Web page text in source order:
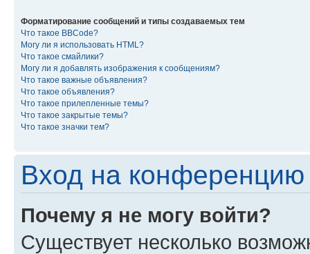
Форматирование сообщений и типы создаваемых тем
Что такое BBCode?
Могу ли я использовать HTML?
Что такое смайлики?
Могу ли я добавлять изображения к сообщениям?
Что такое важные объявления?
Что такое объявления?
Что такое прилепленные темы?
Что такое закрытые темы?
Что такое значки тем?
Вход на конференцию
Почему я не могу войти?
Существует несколько